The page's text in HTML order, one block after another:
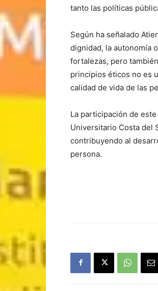
tanto las políticas
Según ha señalado
dignidad, la autonomía
fortalezas, pero
principios éticos no es
calidad de vida de las
La participación de
Universitario Costa del
contribuyendo al
persona.